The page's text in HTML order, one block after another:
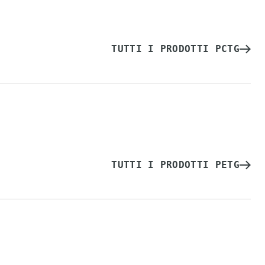
TUTTI I PRODOTTI PCTG
TUTTI I PRODOTTI PETG